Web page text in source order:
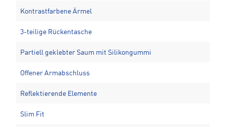
Kontrastfarbene Ärmel
3-teilige Rückentasche
Partiell geklebter Saum mit Silikongummi
Offener Armabschluss
Reflektierende Elemente
Slim Fit